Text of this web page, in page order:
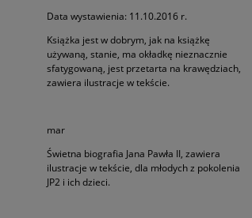
Data wystawienia: 11.10.2016 r.
Książka jest w dobrym, jak na książkę
używaną, stanie, ma okładkę nieznacznie
sfatygowaną, jest przetarta na krawędziach,
zawiera ilustracje w tekście.
mar
Świetna biografia Jana Pawła II, zawiera
ilustracje w tekście, dla młodych z pokolenia
JP2 i ich dzieci.